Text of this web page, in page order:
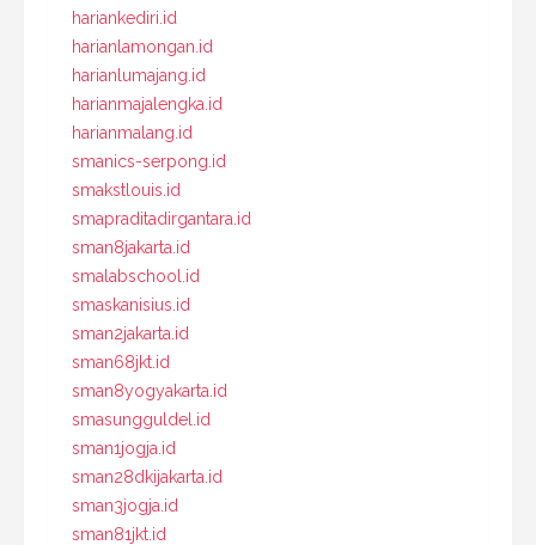
hariankediri.id
harianlamongan.id
harianlumajang.id
harianmajalengka.id
harianmalang.id
smanics-serpong.id
smakstlouis.id
smapraditadirgantara.id
sman8jakarta.id
smalabschool.id
smaskanisius.id
sman2jakarta.id
sman68jkt.id
sman8yogyakarta.id
smasungguldel.id
sman1jogja.id
sman28dkijakarta.id
sman3jogja.id
sman81jkt.id